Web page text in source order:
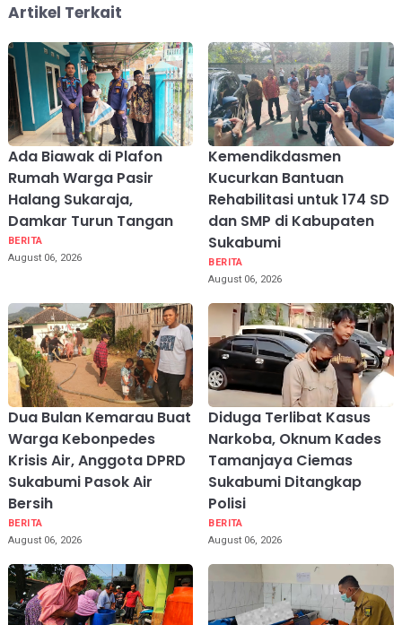
Artikel Terkait
Ada Biawak di Plafon
Rumah Warga Pasir
Halang Sukaraja,
Damkar Turun Tangan
BERITA
August 06, 2026
Kemendikdasmen
Kucurkan Bantuan
Rehabilitasi untuk 174 SD
dan SMP di Kabupaten
Sukabumi
BERITA
August 06, 2026
Dua Bulan Kemarau Buat
Warga Kebonpedes
Krisis Air, Anggota DPRD
Sukabumi Pasok Air
Bersih
BERITA
August 06, 2026
Diduga Terlibat Kasus
Narkoba, Oknum Kades
Tamanjaya Ciemas
Sukabumi Ditangkap
Polisi
BERITA
August 06, 2026